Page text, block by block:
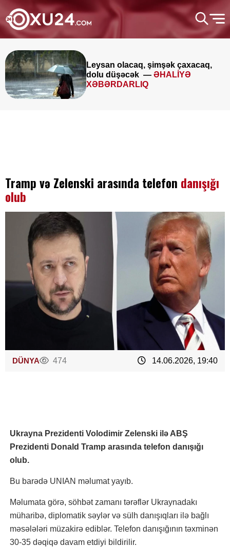
Leysan olacaq, şimşək çaxacaq,
dolu düşəcək — ƏHALİYƏ
XƏBƏRDARLIQ
Tramp və Zelenski arasında telefon danışığı
olub
DÜNYA 474 14.06.2026, 19:40
Ukrayna Prezidenti Volodimir Zelenski ilə ABŞ
Prezidenti Donald Tramp arasında telefon danışığı
olub.
Bu barədə UNIAN məlumat yayıb.
Məlumata görə, söhbət zamanı tərəflər Ukraynadakı
müharibə, diplomatik səylər və sülh danışıqları ilə bağlı
məsələləri müzakirə ediblər. Telefon danışığının təxminən
30-35 dəqiqə davam etdiyi bildirilir.